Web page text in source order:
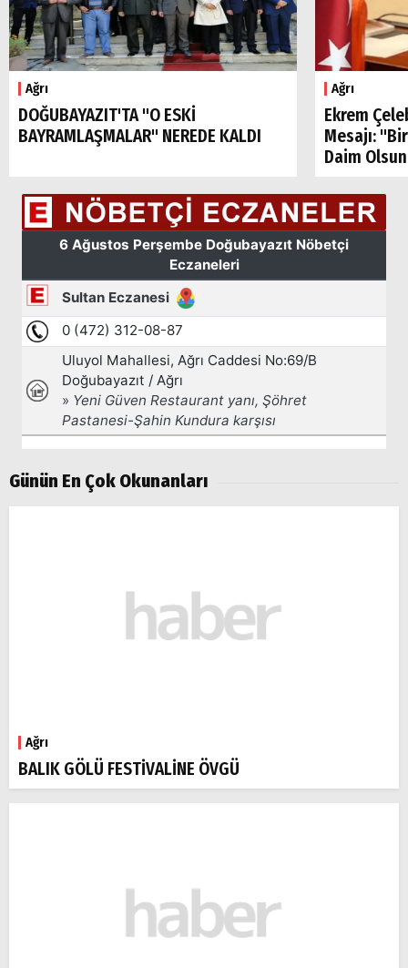
Ağrı
DOĞUBAYAZIT'TA "O ESKİ
BAYRAMLAŞMALAR" NEREDE KALDI
Ağrı
Ekrem
Mesajı:
Daim
Günün En Çok Okunanları
Ağrı
BALIK GÖLÜ FESTİVALİNE ÖVGÜ